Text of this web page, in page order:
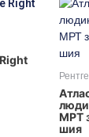
МРТ
шия